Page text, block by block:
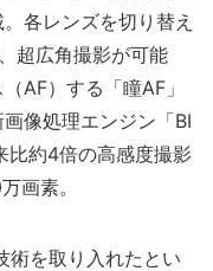
各レンズを切り替え
超広角撮影が可能
AF）する「瞳AF」
像処理エンジン「BI
約4倍の高感度撮影
画素。
を取り入れたとい